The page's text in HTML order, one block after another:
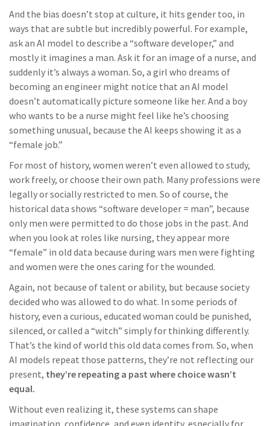
And the bias doesn’t stop at culture, it hits gender too, in
ways that are subtle but incredibly powerful. For example,
ask an AI model to describe a “software developer,” and
mostly it imagines a man. Ask it for an image of a nurse, and
suddenly it’s always a woman. So, a girl who dreams of
becoming an engineer might notice that an AI model
doesn’t automatically picture someone like her. And a boy
who wants to be a nurse might feel like he’s choosing
something unusual, because the AI keeps showing it as a
“female job.”
For most of history, women weren’t even allowed to study,
work freely, or choose their own path. Many professions were
legally or socially restricted to men. So of course, the
historical data shows “software developer = man”, because
only men were permitted to do those jobs in the past. And
when you look at roles like nursing, they appear more
“female” in old data because during wars men were fighting
and women were the ones caring for the wounded.
Again, not because of talent or ability, but because society
decided who was allowed to do what. In some periods of
history, even a curious, educated woman could be punished,
silenced, or called a “witch” simply for thinking differently.
That’s the kind of world this old data comes from. So, when
AI models repeat those patterns, they’re not reflecting our
present, they’re repeating a past where choice wasn’t
equal.
Without even realizing it, these systems can shape
imagination, confidence, and even identity, especially for